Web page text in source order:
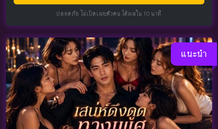
ปลอดภัย ไม่เปิดเผยตัวตน ได้ผลใน 10 นาที
แนะนำ